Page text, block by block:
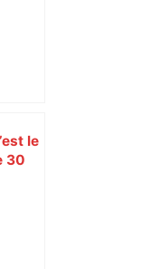
le
30